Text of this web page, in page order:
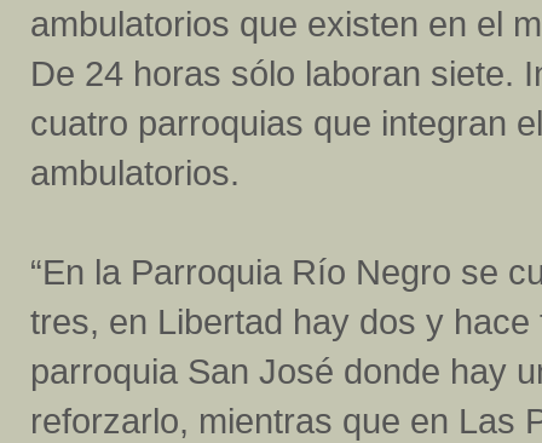
ambulatorios que existen en el
De 24 horas sólo laboran siete.
cuatro parroquias que integran
ambulatorios.
“En la Parroquia Río Negro se
tres, en Libertad hay dos y
parroquia San José donde hay
reforzarlo, mientras que en Las